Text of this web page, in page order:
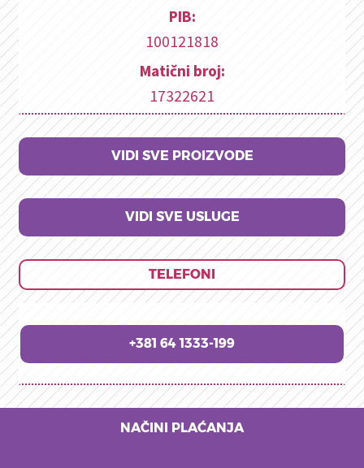
PIB:
100121818
Matični broj:
17322621
VIDI SVE PROIZVODE
VIDI SVE USLUGE
TELEFONI
+381 64 1333-199
NAČINI PLAĆANJA